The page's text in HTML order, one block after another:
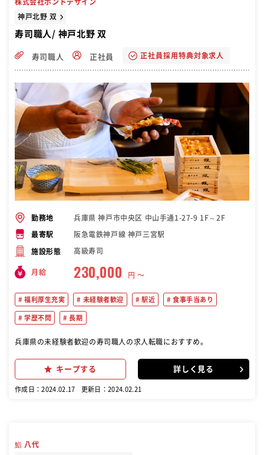
株式会社ボンドデザイン
神戸北野 双
寿司職人/ 神戸北野 双
寿司職人 正社員 正社員採用特典対象求人
勤務地 兵庫県 神戸市中央区 中山手通1-27-9 1F～2F
最寄駅 阪急電鉄神戸線 神戸三宮駅
施設形態 高級寿司
月給 230,000 円 〜
福利厚生充実 未経験者歓迎 駅近 食事手当あり
学歴不問 長期
兵庫県の未経験者歓迎の寿司職人の求人転職におすすめ。
キープする 詳しく見る
作成日：2024.02.17 更新日：2024.02.21
鮨 八代